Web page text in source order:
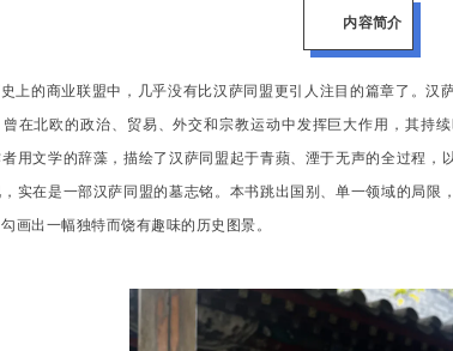
内容简介
上的商业联盟中，几乎没有比汉萨同盟更引人注目的篇章了。汉
在北欧的政治、贸易、外交和宗教运动中发挥巨大作用，其持
者用文学的辞藻，描绘了汉萨同盟起于青蘋、湮于无声的全过程，
实在是一部汉萨同盟的墓志铭。本书跳出国别、单一领域的局限
画出一幅独特而饶有趣味的历史图景。